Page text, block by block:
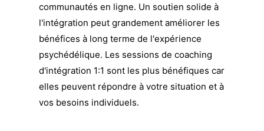
communautés en ligne. Un soutien solide à
l'intégration peut grandement améliorer les
bénéfices à long terme de l'expérience
psychédélique. Les sessions de coaching
d'intégration 1:1 sont les plus bénéfiques car
elles peuvent répondre à votre situation et à
vos besoins individuels.